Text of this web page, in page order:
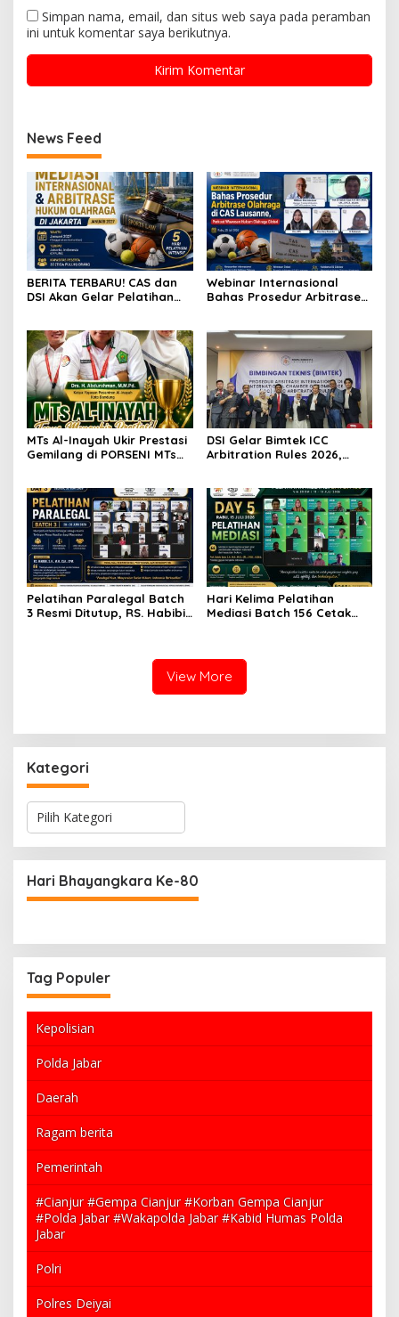
Simpan nama, email, dan situs web saya pada peramban
ini untuk komentar saya berikutnya.
News Feed
BERITA TERBARU! CAS dan
DSI Akan Gelar Pelatihan
di Jakarta
Webinar Internasional
Bahas Prosedur Arbitrase
Olahraga Global
MTs Al-Inayah Ukir Prestasi
Gemilang di PORSENI MTs
Berlaga di Tingkat Jawa
Barat
DSI Gelar Bimtek ICC
Arbitration Rules 2026,
Kancah Internasional
Pelatihan Paralegal Batch
3 Resmi Ditutup, RS. Habibi:
Hari Kelima Pelatihan
Mediasi Batch 156 Cetak
View More
Kategori
K
e
g
o
r
Hari Bhayangkara Ke-80
Tag Populer
Kepolisian
Polda Jabar
Daerah
Ragam berita
Pemerintah
#Cianjur #Gempa Cianjur #Korban Gempa Cianjur
#Polda Jabar #Wakapolda Jabar #Kabid Humas Polda
Jabar
Polri
Polres Deiyai